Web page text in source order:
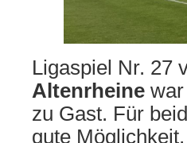
Ligaspiel Nr. 27
Altenrheine
zu Gast. Für
gute